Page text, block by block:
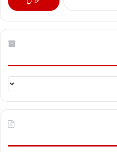
کریں
برائے: